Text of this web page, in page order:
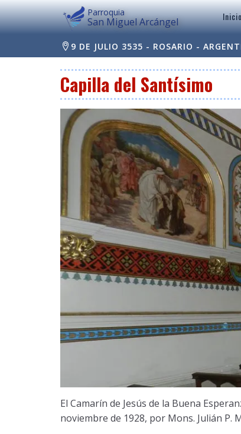
Parroquia
San Miguel Arcángel
9 DE JULIO 3535 - ROSARIO -
Capilla del Santísimo
El Camarín de Jesús de la Buena
noviembre de 1928, por Mons. Julián P.